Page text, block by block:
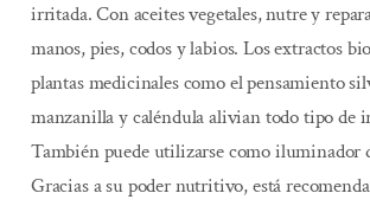
irritada. Con aceites vegetales, nutre y
manos, pies, codos y labios. Los extractos
plantas medicinales como el pensamiento
manzanilla y caléndula alivian todo tipo de
También puede utilizarse como iluminador
Gracias a su poder nutritivo, está